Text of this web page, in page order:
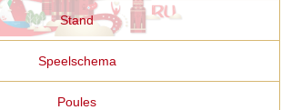
Stand
Speelschema
Poules